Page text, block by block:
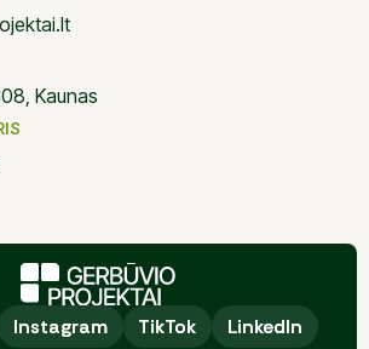
Kaunas
Instagram
Instagram TikTok
TikTok LinkedIn
LinkedIn